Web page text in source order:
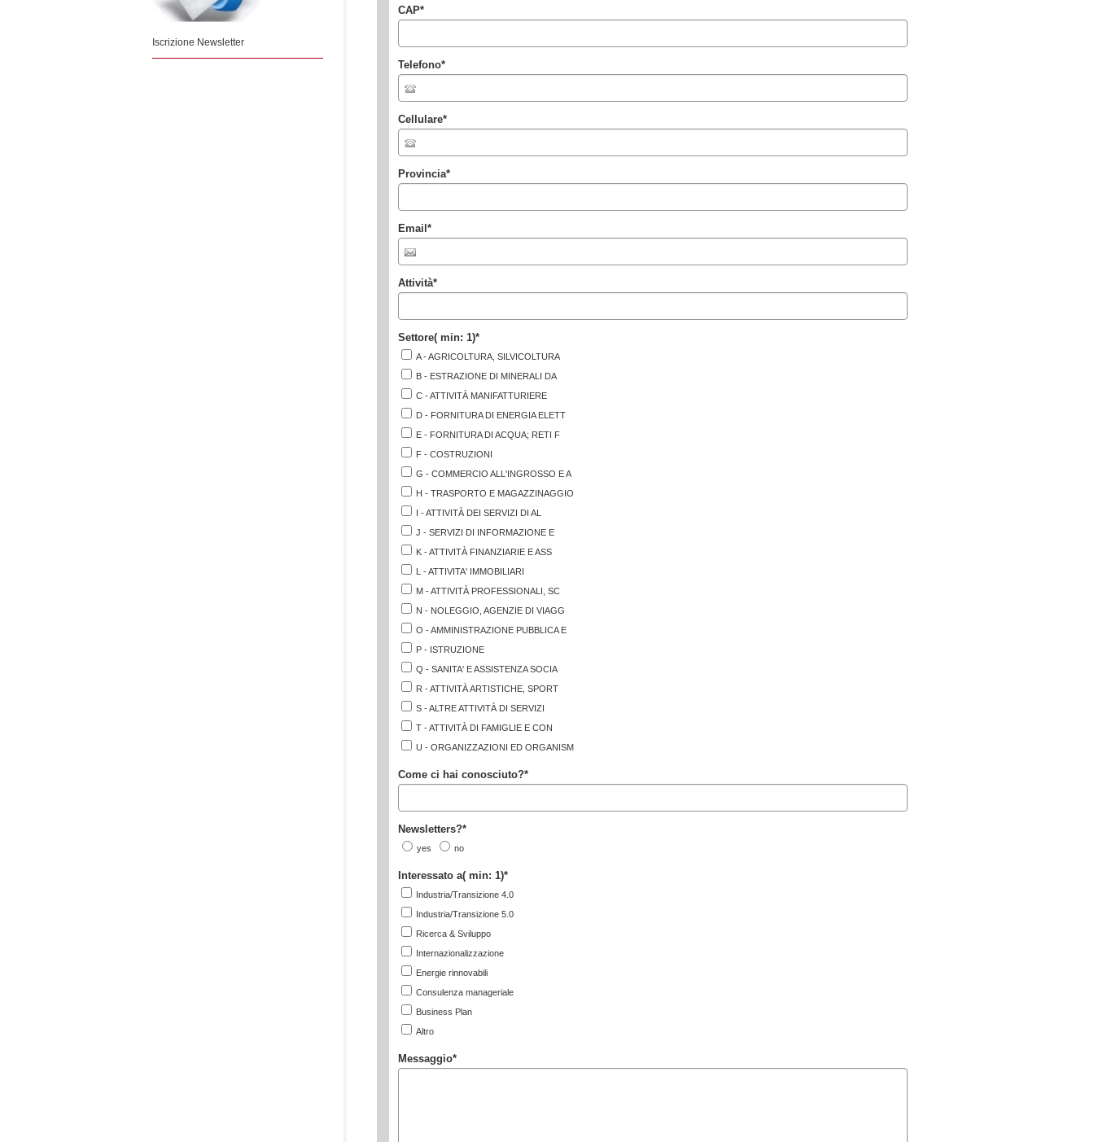
CAP*
Telefono*
Cellulare*
Provincia*
Email *
Attività*
Settore( min: 1)*
A - AGRICOLTURA, SILVICOLTURA
B - ESTRAZIONE DI MINERALI DA
C - ATTIVITÀ MANIFATTURIERE
D - FORNITURA DI ENERGIA ELETT
E - FORNITURA DI ACQUA; RETI F
F - COSTRUZIONI
G - COMMERCIO ALL'INGROSSO E A
H - TRASPORTO E MAGAZZINAGGIO
I - ATTIVITÀ DEI SERVIZI DI AL
J - SERVIZI DI INFORMAZIONE E
K - ATTIVITÀ FINANZIARIE E ASS
L - ATTIVITA' IMMOBILIARI
M - ATTIVITÀ PROFESSIONALI, SC
N - NOLEGGIO, AGENZIE DI VIAGG
O - AMMINISTRAZIONE PUBBLICA E
P - ISTRUZIONE
Q - SANITA' E ASSISTENZA SOCIA
R - ATTIVITÀ ARTISTICHE, SPORT
S - ALTRE ATTIVITÀ DI SERVIZI
T - ATTIVITÀ DI FAMIGLIE E CON
U - ORGANIZZAZIONI ED ORGANISM
Come ci hai conosciuto?*
Newsletters?*
yes no
Interessato a( min: 1)*
Industria/Transizione 4.0
Industria/Transizione 5.0
Ricerca & Sviluppo
Internazionalizzazione
Energie rinnovabili
Consulenza manageriale
Business Plan
Altro
Messaggio*
Iscrizione Newsletter